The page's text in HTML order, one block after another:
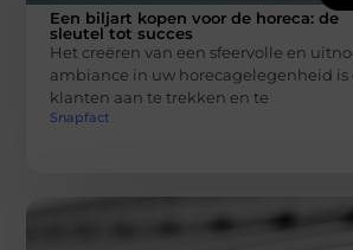
Een biljart kopen voor de horeca: de
sleutel tot succes
Het creëren van een sfeervolle en
ambiance in uw horecagelegenheid is
klanten aan te trekken en te
Snapfact